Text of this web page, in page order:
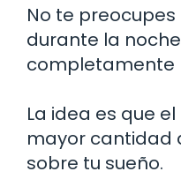
No te
durante la
completamente
La idea es que
mayor cantidad
sobre tu sueño.